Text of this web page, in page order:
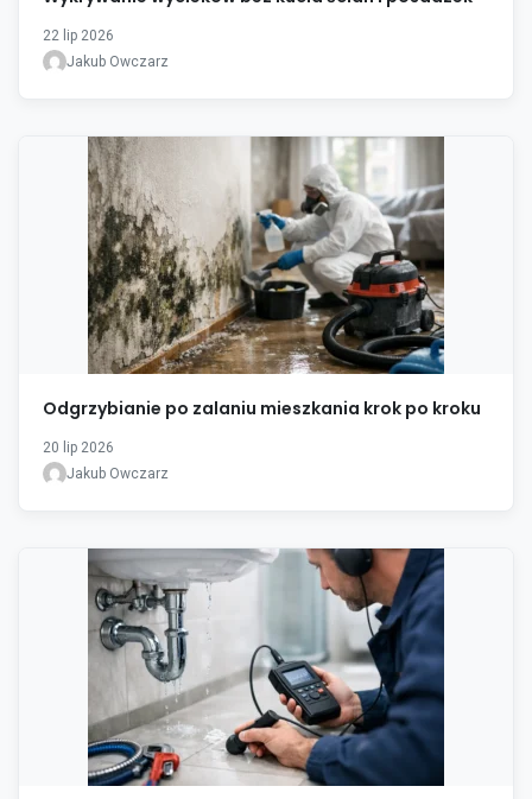
22 lip 2026
Jakub Owczarz
Odgrzybianie po zalaniu mieszkania krok po kroku
20 lip 2026
Jakub Owczarz